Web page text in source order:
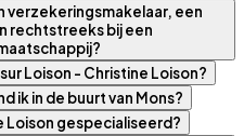
verzekeringsmakelaar, een
rechtstreeks bij een
Loison - Christine Loison?
ik in de buurt van Mons?
Loison gespecialiseerd?